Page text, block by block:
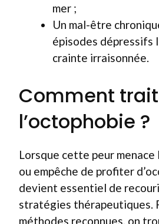
mer ;
Un mal-être
épisodes dépressifs
crainte irraisonnée.
Comment
l’octophobie ?
Lorsque cette peur
ou empêche de profiter
devient essentiel de
stratégies thérapeutiques.
méthodes reconnues, on